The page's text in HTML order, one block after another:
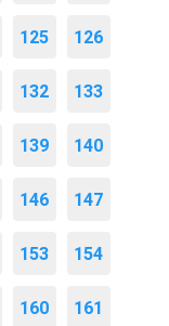
125 126
132 133
139 140
146 147
153 154
160 161